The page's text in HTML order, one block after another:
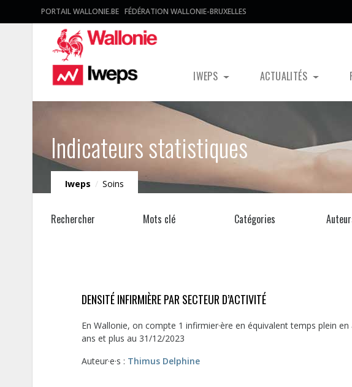
PORTAIL WALLONIE.BE FÉDÉRATION WALLONIE-BRUXELLES
IWEPS ACTUALITÉS
Indicateurs statistiques
Iweps / Soins
Rechercher Mots clé Catégories
DENSITÉ INFIRMIÈRE PAR SECTEUR D’ACTIVITÉ
En Wallonie, on compte 1 infirmier·ère en équivalent temps plein
ans et plus au 31/12/2023
Auteur·e·s : Thimus Delphine